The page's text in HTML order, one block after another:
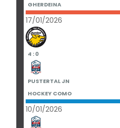
GHERDEINA
17/01/2026
4 : 0
PUSTERTAL JN
HOCKEY COMO
10/01/2026